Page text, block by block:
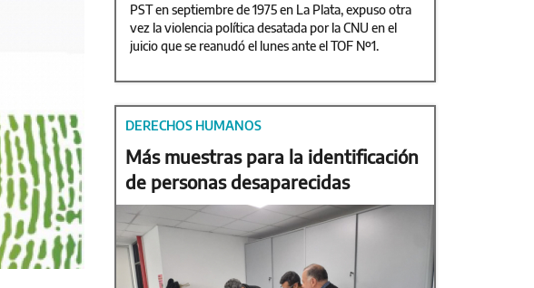
PST en septiembre de 1975 en La Plata, expuso otra
vez la violencia política desatada por la CNU en el
juicio que se reanudó el lunes ante el TOF Nº1.
DERECHOS HUMANOS
Más muestras para la identificación
de personas desaparecidas